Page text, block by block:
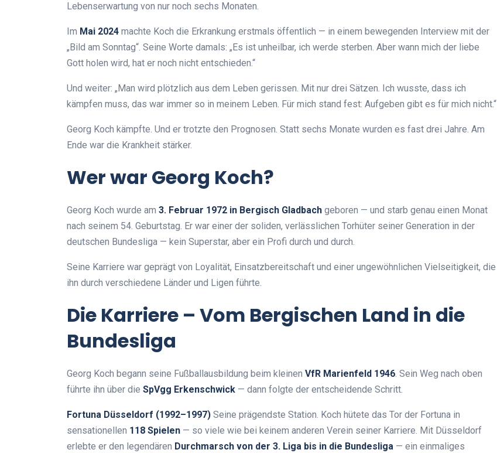
Lebenserwartung von nur noch sechs Monaten.
Im Mai 2024 machte Koch die Erkrankung erstmals öffentlich — in einem bewegenden Interview mit der
„Bild am Sonntag“. Seine Worte damals: „Es ist unheilbar, ich werde sterben. Aber wann mich der liebe
Gott holen wird, hat er noch nicht entschieden.“
Und weiter: „Man wird plötzlich aus dem Leben gerissen. Mit nur drei Sätzen. Ich wusste, dass ich
kämpfen muss, das war immer so in meinem Leben. Für mich stand fest: Aufgeben gibt es für mich nicht.“
Georg Koch kämpfte. Und er trotzte den Prognosen. Statt sechs Monate wurden es fast drei Jahre. Am
Ende war die Krankheit stärker.
Wer war Georg Koch?
Georg Koch wurde am 3. Februar 1972 in Bergisch Gladbach geboren — und starb genau einen Monat
nach seinem 54. Geburtstag. Er war einer der soliden, verlässlichen Torhüter seiner Generation in der
deutschen Bundesliga — kein Superstar, aber ein Profi durch und durch.
Seine Karriere war geprägt von Loyalität, Einsatzbereitschaft und einer ungewöhnlichen Vielseitigkeit, die
ihn durch verschiedene Länder und Ligen führte.
Die Karriere – Vom Bergischen Land in die
Bundesliga
Georg Koch begann seine Fußballausbildung beim kleinen VfR Marienfeld 1946. Sein Weg nach oben
führte ihn über die SpVgg Erkenschwick — dann folgte der entscheidende Schritt.
Fortuna Düsseldorf (1992–1997) Seine prägendste Station. Koch hütete das Tor der Fortuna in
sensationellen 118 Spielen — so viele wie bei keinem anderen Verein seiner Karriere. Mit Düsseldorf
erlebte er den legendären Durchmarsch von der 3. Liga bis in die Bundesliga — ein einmaliges